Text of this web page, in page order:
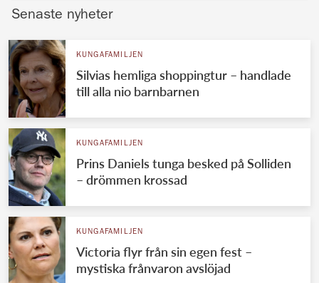
Senaste nyheter
KUNGAFAMILJEN
Silvias hemliga shoppingtur – handlade
till alla nio barnbarnen
KUNGAFAMILJEN
Prins Daniels tunga besked på Solliden
– drömmen krossad
KUNGAFAMILJEN
Victoria flyr från sin egen fest –
mystiska frånvaron avslöjad